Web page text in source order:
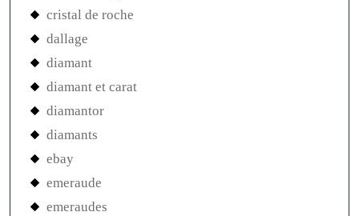
cristal de roche
dallage
diamant
diamant et carat
diamantor
diamants
ebay
emeraude
emeraudes